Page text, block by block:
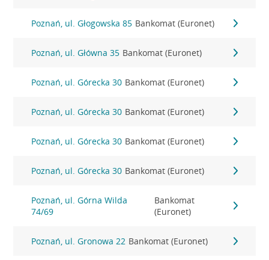
Poznań, ul. Głogowska 85 Bankomat (Euronet)
Poznań, ul. Główna 35 Bankomat (Euronet)
Poznań, ul. Górecka 30 Bankomat (Euronet)
Poznań, ul. Górecka 30 Bankomat (Euronet)
Poznań, ul. Górecka 30 Bankomat (Euronet)
Poznań, ul. Górecka 30 Bankomat (Euronet)
Poznań, ul. Górna Wilda
74/69
Bankomat
(Euronet)
Poznań, ul. Gronowa 22 Bankomat (Euronet)